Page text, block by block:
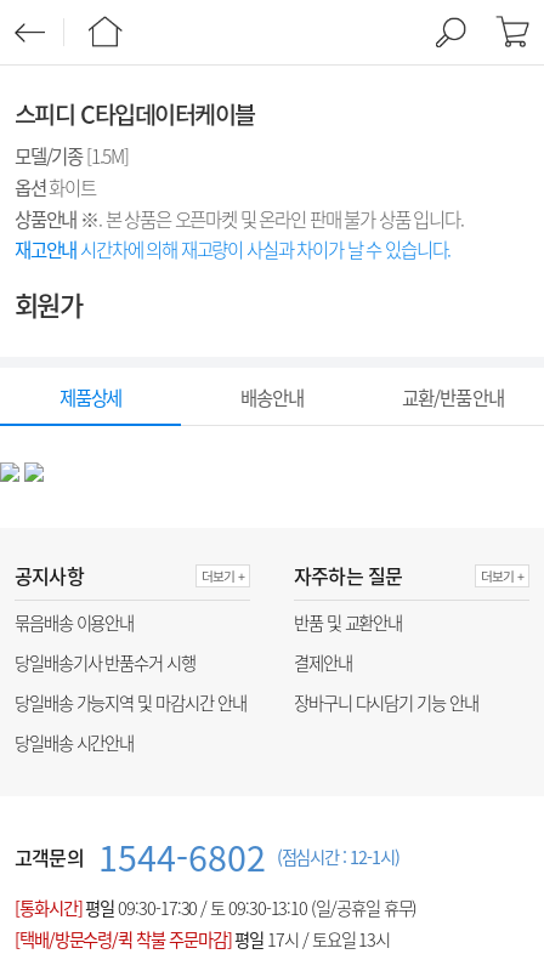
스피디 C타입데이터케이블
모델/기종[1.5M]
옵션화이트
상품안내 ※. 본 상품은 오픈마켓 및 온라인 판매 불가 상품 입니다.
재고안내시간차에 의해 재고량이 사실과 차이가 날 수 있습니다.
회원가
제품상세 배송안내 교환/반품 안내
공지사항 더보기 +
묶음배송 이용안내
당일배송기사 반품수거 시행
당일배송 가능지역 및 마감시간 안내
당일배송 시간안내
자주하는 질문 더보기 +
반품 및 교환안내
결제안내
장바구니 다시담기 기능 안내
고객문의 1544-6802 (점심시간 : 12-1시)
[통화시간]평일09:30-17:30 / 토 09:30-13:10 (일/공휴일 휴무)
[택배/방문수령/퀵 착불 주문마감]평일 17시 / 토요일 13시